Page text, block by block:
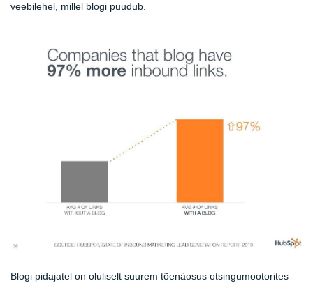
veebilehel, millel blogi puudub.
Blogi pidajatel on oluliselt suurem tõenäosus otsingumootorites